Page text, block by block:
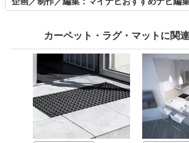
カーペット・ラグ・マットに関